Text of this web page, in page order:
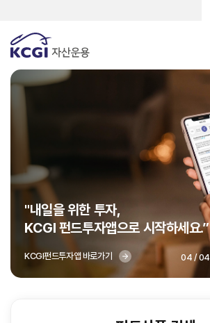
"내일을 위한 투자,
KCGI 펀드투자앱으로 시작하세요.”
KCGI펀드투자앱 바로가기 04 / 04